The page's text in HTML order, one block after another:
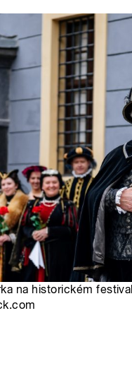
na historickém